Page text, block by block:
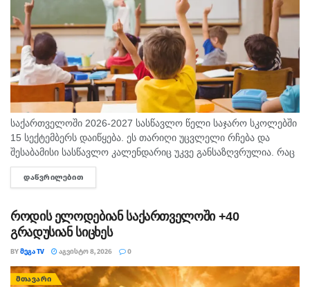
საქართველოში 2026-2027 სასწავლო წელი საჯარო სკოლებში
15 სექტემბერს დაიწყება. ეს თარიღი უცვლელი რჩება და
შესაბამისი სასწავლო კალენდარიც უკვე განსაზღვრულია. რაც
შეეხება საბავშვო ბაღებს, სასწავლო-სააღმზრდელო პროცესი
ასევე 15 სექტემბრიდან განახლდება. თბილისის...
ᲓᲐᲬᲕᲠᲘᲚᲔᲑᲘᲗ
როდის ელოდებიან საქართველოში +40
გრადუსიან სიცხეს
BYᲛᲔᲒᲐ TV ᲐᲒᲕᲘᲡᲢᲝ 8, 2026 0
ᲛᲗᲐᲕᲐᲠᲘ